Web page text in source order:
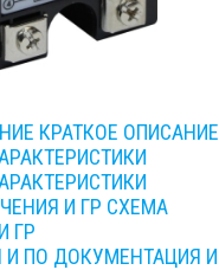
КРАТКОЕ ОПИСАНИЕ
И ГР СХЕМА
ГР
И ПО ДОКУМЕНТАЦИЯ И